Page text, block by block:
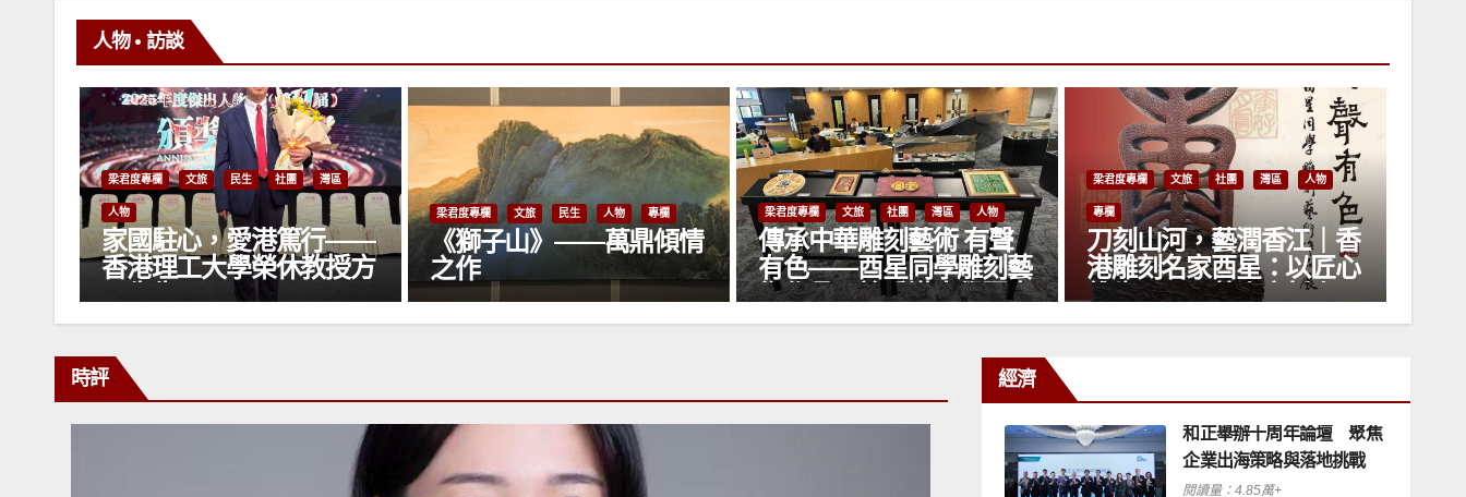
人物 • 訪談
民生 社團 灣區
心，愛港篤行——
工大學榮休教授方
梁君度專欄 文旅 民生 人物 專欄
《獅子山》——萬鼎傾情
之作
梁君度專欄 文旅 社團 灣區 人物
傳承中華雕刻藝術 有聲
有色——酉星同學雕刻藝
術作品展於香港大學圖書
館隆重開幕
梁君度專欄 文旅 灣區 人物
專欄
刀刻山河，藝潤香江｜香
港雕刻名家酉星：以匠心
鐫歲月，以薪火育新人
梁君度專欄 人物
葉晞月的跨界人生
時評 經濟
和正舉辦十周年論壇 聚焦
企業出海策略與落地挑戰
閱讀量：4.85萬+